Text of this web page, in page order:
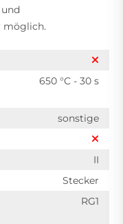
möglich.
650 °C - 30 s
sonstige
II
Stecker
RG1